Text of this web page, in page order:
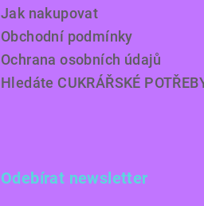
Jak nakupovat
Obchodní podmínky
Ochrana osobních údajů
Hledáte CUKRÁŘSKÉ
Odebírat newsletter